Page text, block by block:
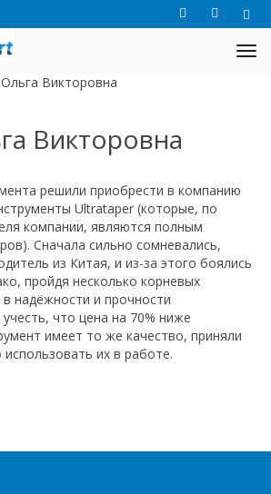
Ольга Викторовна
Викторовна
решили приобрести в компанию
Ultrataper (которые, по
компании, являются полным
Сначала сильно сомневались,
из Китая, и из-за этого боялись
пройдя несколько корневых
надёжности и прочности
что цена на 70% ниже
имеет то же качество, приняли
их в работе.